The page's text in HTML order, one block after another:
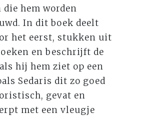
die hem worden
In dit boek deelt
het eerst, stukken uit
en beschrijft de
hij hem ziet op een
Sedaris dit zo goed
gevat en
met een vleugje